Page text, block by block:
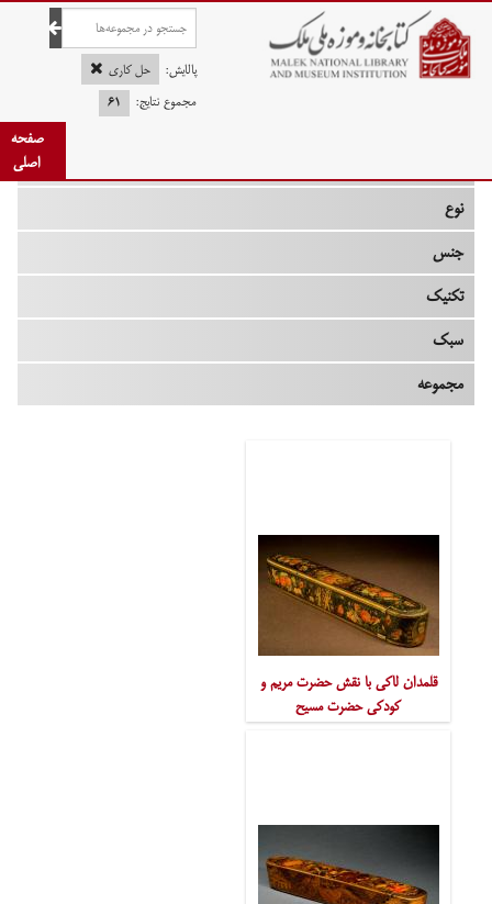
صفحه اصلی
پالایش:
حل کاری
مجموع نتایج:
۶۱
صفحه
اصلی
نوع
جنس
تکنیک
سبک
مجموعه
قلمدان لاکی با نقش حضرت مریم و
کودکی حضرت مسیح